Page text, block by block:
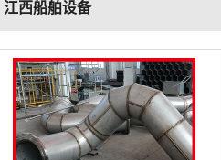
江西船舶设备